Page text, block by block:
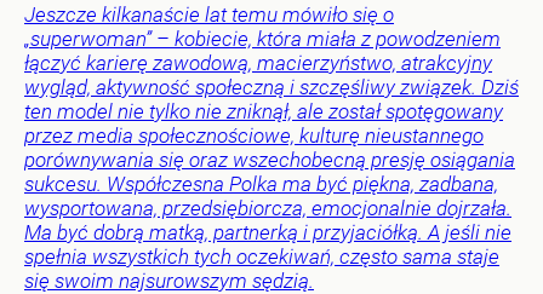
Jeszcze kilkanaście lat temu mówiło się o
„superwoman” – kobiecie, która miała z powodzeniem
łączyć karierę zawodową, macierzyństwo, atrakcyjny
wygląd, aktywność społeczną i szczęśliwy związek. Dziś
ten model nie tylko nie zniknął, ale został spotęgowany
przez media społecznościowe, kulturę nieustannego
porównywania się oraz wszechobecną presję osiągania
sukcesu. Współczesna Polka ma być piękna, zadbana,
wysportowana, przedsiębiorcza, emocjonalnie dojrzała.
Ma być dobrą matką, partnerką i przyjaciółką. A jeśli nie
spełnia wszystkich tych oczekiwań, często sama staje
się swoim najsurowszym sędzią.